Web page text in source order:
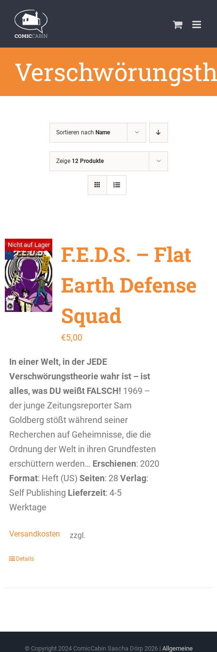
Inhalt
springen
Sortieren nach Name
Zeige 12 Produkte
Nicht auf Lager
F.E.D.S. – Flat
Earth Defense
Squad
€5,00
In einer Welt, in der JEDE
Verschwörungstheorie wahr ist – ist
alles, was DU weißt FALSCH! 1969 –
der junge Zeitungsreporter Sam
Goldberg stößt während seiner
Recherchen auf Geheimnisse, die die
Ordnung der Welt in ihren Grundfesten
erschüttern werden… Erschienen: 2020
Format: Heft (US) Seiten: 28 Verlag:
Self Publishing Lieferzeit: 4-5
Werktage
zzgl.
Versandkosten
Details
© Copyright 2024 ComicCabin Sascha Dörp 2026 | Allgemeine